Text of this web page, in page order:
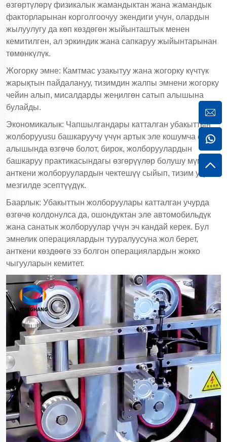
өзгөртүлөрү физикалык жамандыктан жана жамандык
факторларынан корголгоочуу экендиги учун, олардын
жылуулугу да көп көздөгөн жыйынташтык менен
кемитилген, ал эркиндик жана сапкаруу жыйынтарынан
төмөнкүлүк.
Жогорку эмне: Камтмас узакытуу жана жогорку күчтүк
жарықтын пайдалануу, тизимдин жалпы эмнени жогорку
чейин алып, мисалдарды жеңилгөн сатып алышына
булайды.
Экономикалык: Чапшылгандары катталган убакыттын
жолборууusu башкаруучу үчүн артык эле кошумча сатып
алышында өзгөчө болот, бирок, жолборуулардын
башкаруу практикасындагы өзгөрүүлөр болушу мүмкүн,
анткени жолборуулардын чектешүү сыйып, тизим узун
мезгилде эсептүүдүк.
Баарлык: Убакыттын жолборуулары катталган учурда
өзгөчө колдонулса да, ошондуктан эле автомобильдүк
жана санатык жолборуулар үчүн эч кандай керек. Бул
эмнелик операциялардын тууралуусуна жол берет,
анткени көздөөгө ээ болгон операциялардын жокко
чыгууларын кемитет.